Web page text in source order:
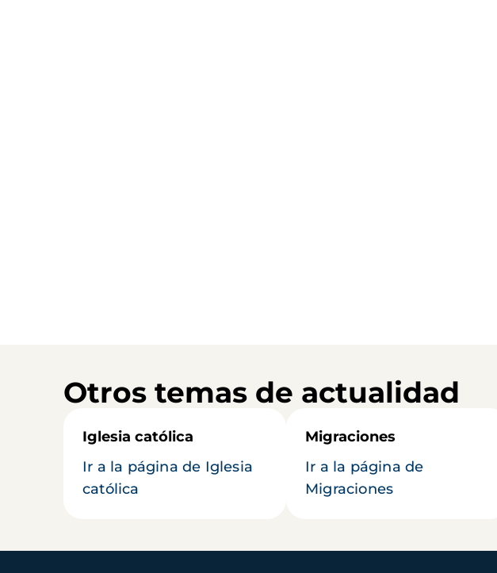
Otros temas de actualidad
Iglesia católica
Ir a la página de Iglesia
católica
Migraciones
Ir a la página de
Migraciones